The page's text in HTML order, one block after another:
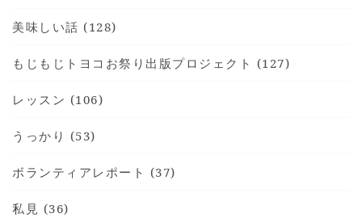
美味しい話 (128)
もじもじトヨコお祭り出版プロジェクト (127)
レッスン (106)
うっかり (53)
ボランティアレポート (37)
私見 (36)